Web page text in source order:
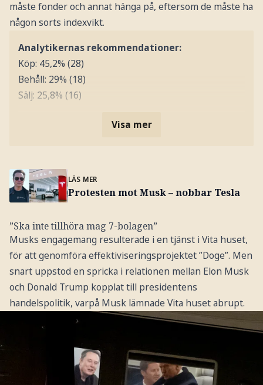
måste fonder och annat hänga på, eftersom de måste ha
någon sorts indexvikt.
Analytikernas rekommendationer:
Köp: 45,2% (28)
Behåll: 29% (18)
Sälj: 25,8% (16)
Visa mer
LÄS MER
Protesten mot Musk – nobbar Tesla
”Ska inte tillhöra mag 7-bolagen”
Musks engagemang resulterade i en tjänst i Vita huset,
för att genomföra effektiviseringsprojektet ”Doge”. Men
snart uppstod en spricka i relationen mellan Elon Musk
och Donald Trump kopplat till presidentens
handelspolitik, varpå Musk lämnade Vita huset abrupt.